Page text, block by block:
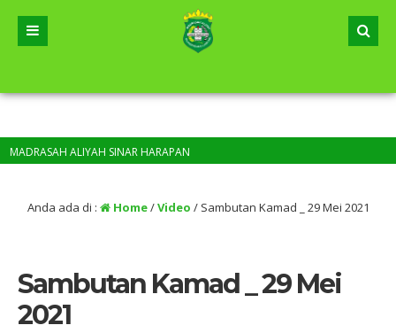
ALIYAH SINAR HARAPAN
Anda ada di : Home/Video / Sambutan Kamad _ 29 Mei 2021
Sambutan Kamad _ 29 Mei
2021